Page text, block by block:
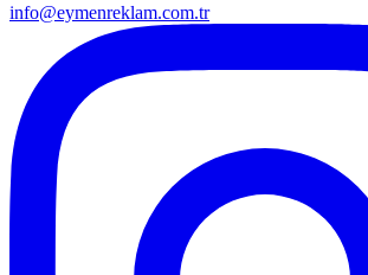
info@eymenreklam.com.tr